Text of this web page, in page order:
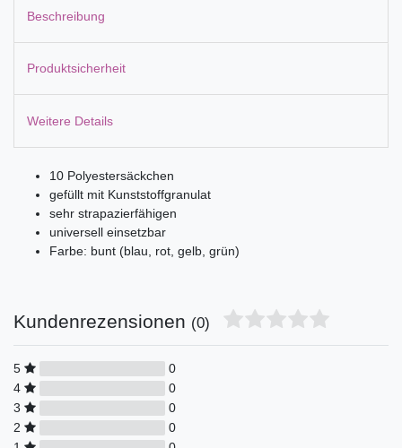
Beschreibung
Produktsicherheit
Weitere Details
10 Polyestersäckchen
gefüllt mit Kunststoffgranulat
sehr strapazierfähigen
universell einsetzbar
Farbe: bunt (blau, rot, gelb, grün)
Kundenrezensionen (0)
5
0
4
0
3
0
2
0